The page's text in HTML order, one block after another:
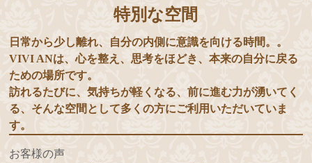
特別な空間
日常から少し離れ、自分の内側に意識を向ける時間。。
VIVI ANは、心を整え、思考をほどき、本来の自分に戻る
ための場所です。
訪れるたびに、気持ちが軽くなる、前に進む力が湧いてく
る、そんな空間として多くの方にご利用いただいていま
す。
お客様の声